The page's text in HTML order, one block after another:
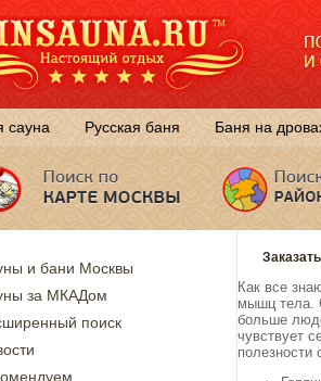
сауна Русская баня Баня на
Как все
мышц тела.
больше
чувствует
полезности
и бани Москвы
за МКАДом
поиск